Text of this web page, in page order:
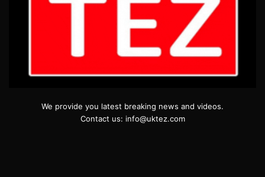
We provide you latest breaking news and videos.
Contact us: info@uktez.com